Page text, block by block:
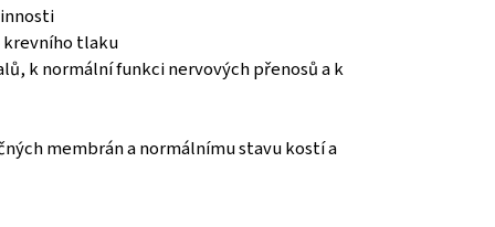
krevního tlaku
k normální funkci nervových přenosů a k
membrán a normálnímu stavu kostí a